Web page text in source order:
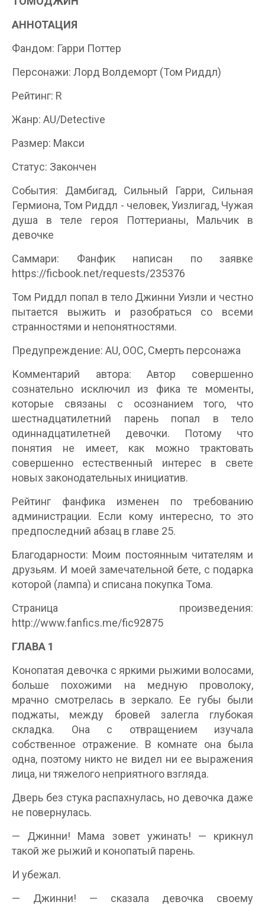
АННОТАЦИЯ
Фандом: Гарри Поттер
Персонажи: Лорд Волдеморт (Том Риддл)
Рейтинг: R
Жанр: AU/Detective
Размер: Макси
Статус: Закончен
События: Дамбигад, Сильный Гарри, Сильная
Гермиона, Том Риддл - человек, Уизлигад, Чужая
душа в теле героя Поттерианы, Мальчик в
девочке
Саммари: Фанфик написан по заявке
https://ficbook.net/requests/235376
Том Риддл попал в тело Джинни Уизли и честно
пытается выжить и разобраться со всеми
странностями и непонятностями.
Предупреждение: AU, ООС, Смерть персонажа
Комментарий автора: Автор совершенно
сознательно исключил из фика те моменты,
которые связаны с осознанием того, что
шестнадцатилетний парень попал в тело
одиннадцатилетней девочки. Потому что
понятия не имеет, как можно трактовать
совершенно естественный интерес в свете
новых законодательных инициатив.
Рейтинг фанфика изменен по требованию
администрации. Если кому интересно, то это
предпоследний абзац в главе 25.
Благодарности: Моим постоянным читателям и
друзьям. И моей замечательной бете, с подарка
которой (лампа) и списана покупка Тома.
Страница произведения:
http://www.fanfics.me/fic92875
ГЛАВА 1
Конопатая девочка с яркими рыжими волосами,
больше похожими на медную проволоку,
мрачно смотрелась в зеркало. Ее губы были
поджаты, между бровей залегла глубокая
складка. Она с отвращением изучала
собственное отражение. В комнате она была
одна, поэтому никто не видел ни ее выражения
лица, ни тяжелого неприятного взгляда.
Дверь без стука распахнулась, но девочка даже
не повернулась.
— Джинни! Мама зовет ужинать! — крикнул
такой же рыжий и конопатый парень.
И убежал.
— Джинни! — сказала девочка своему